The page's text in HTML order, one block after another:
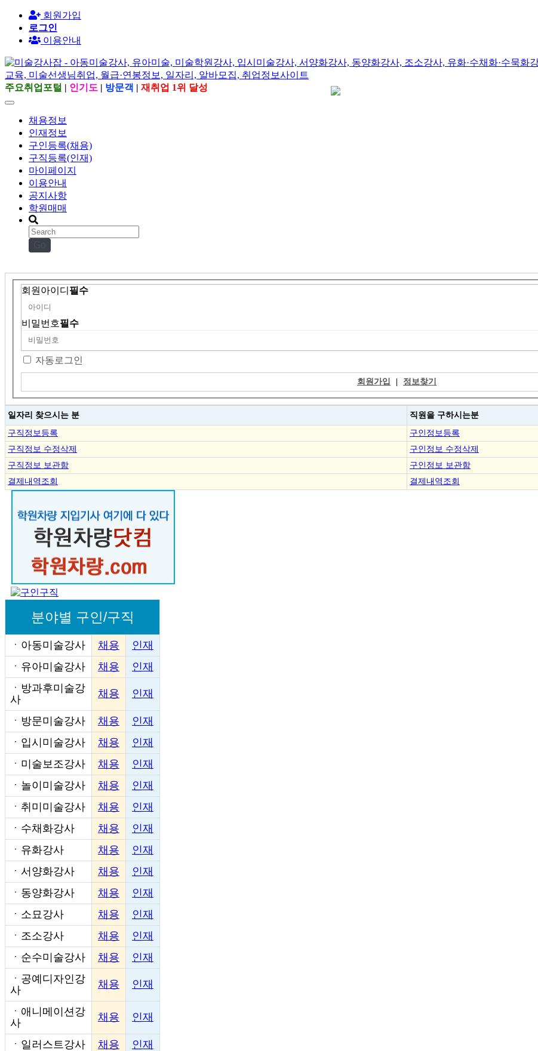
회원가입
로그인
이용안내
주요취업포털 | 인기도 | 방문객 | 재취업 1위 달성
채용정보
인재정보
구인등록(채용)
구직등록(인재)
마이페이지
이용안내
공지사항
학원매매
회원아이디 필수
비밀번호필수
자동로그인
회원가입 | 정보찾기
일자리 찾으시는 분 직원을 구하시는분
구직정보등록
구인정보등록
구직정보 수정삭제
구인정보 수정삭제
구직정보 보관함
구인정보 보관함
결제내역조회
결제내역조회
분야별 구인/구직
ㆍ 아동미술강사 채용
인재
ㆍ 유아미술강사 채용
인재
ㆍ 방과후미술강
사
채용 인재
ㆍ 방문미술강사 채용
인재
ㆍ 입시미술강사 채용
인재
ㆍ 미술보조강사 채용
인재
ㆍ 놀이미술강사 채용
인재
ㆍ 취미미술강사 채용
인재
ㆍ 수채화강사 채용
인재
ㆍ 유화강사 채용
인재
ㆍ 서양화강사 채용
인재
ㆍ 동양화강사 채용
인재
ㆍ 소묘강사 채용
인재
ㆍ 조소강사 채용
인재
ㆍ 순수미술강사 채용
인재
ㆍ 공예디자인강
사
채용 인재
ㆍ 애니메이션강
사
채용 인재
ㆍ 일러스트강사 채용
인재